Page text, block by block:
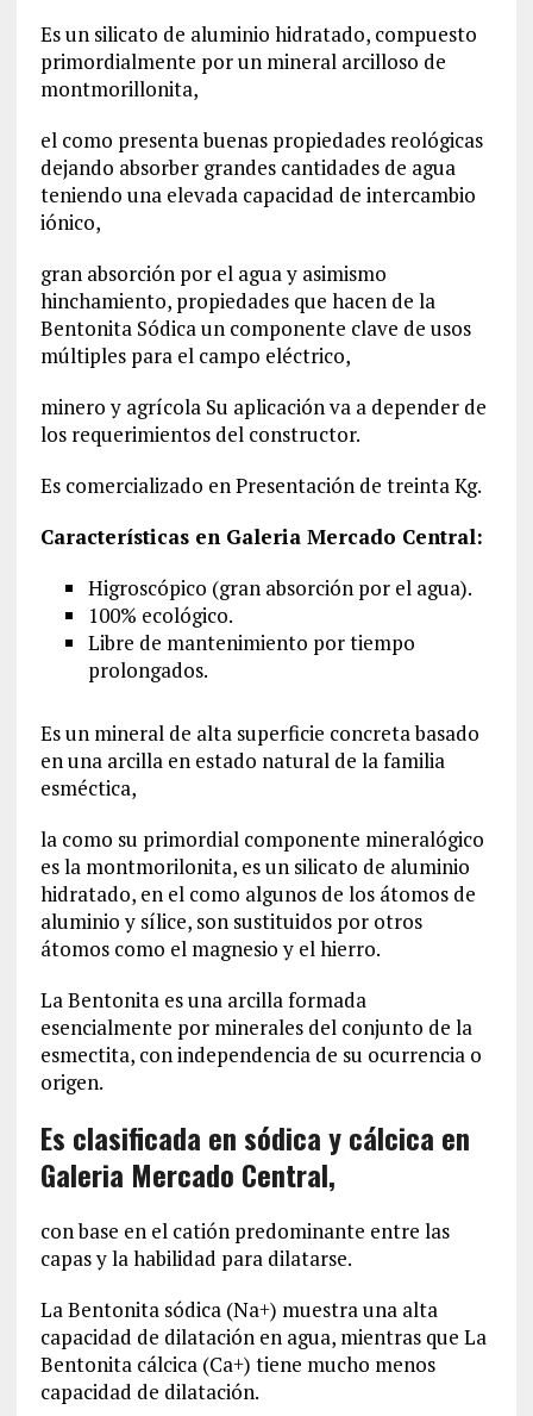
Es un silicato de aluminio hidratado, compuesto
primordialmente por un mineral arcilloso de
montmorillonita,
el como presenta buenas propiedades reológicas
dejando absorber grandes cantidades de agua
teniendo una elevada capacidad de intercambio
iónico,
gran absorción por el agua y asimismo
hinchamiento, propiedades que hacen de la
Bentonita Sódica un componente clave de usos
múltiples para el campo eléctrico,
minero y agrícola Su aplicación va a depender de
los requerimientos del constructor.
Es comercializado en Presentación de treinta Kg.
Características en Galeria Mercado Central:
Higroscópico (gran absorción por el agua).
100% ecológico.
Libre de mantenimiento por tiempo
prolongados.
Es un mineral de alta superficie concreta basado
en una arcilla en estado natural de la familia
esméctica,
la como su primordial componente mineralógico
es la montmorilonita, es un silicato de aluminio
hidratado, en el como algunos de los átomos de
aluminio y sílice, son sustituidos por otros
átomos como el magnesio y el hierro.
La Bentonita es una arcilla formada
esencialmente por minerales del conjunto de la
esmectita, con independencia de su ocurrencia o
origen.
Es clasificada en sódica y cálcica en
Galeria Mercado Central,
con base en el catión predominante entre las
capas y la habilidad para dilatarse.
La Bentonita sódica (Na+) muestra una alta
capacidad de dilatación en agua, mientras que La
Bentonita cálcica (Ca+) tiene mucho menos
capacidad de dilatación.